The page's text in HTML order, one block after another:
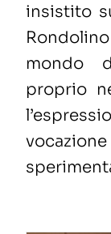
insistito
mondo
proprio